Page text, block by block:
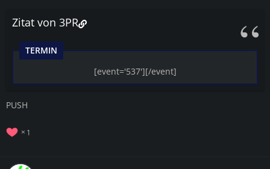
Zitat von 3PR
TERMIN
[event='537'][/event]
PUSH
1